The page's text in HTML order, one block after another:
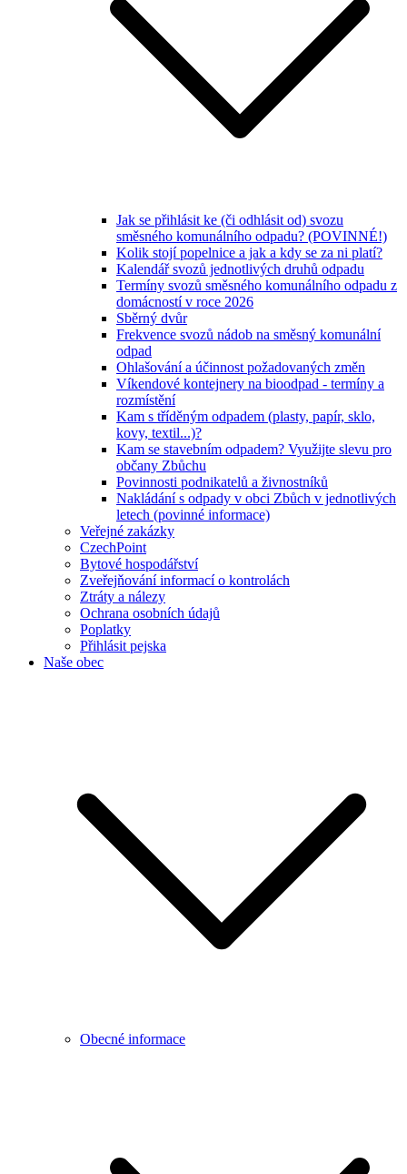
Jak se přihlásit ke (či odhlásit od) svozu
směsného komunálního odpadu? (POVINNÉ!)
Kolik stojí popelnice a jak a kdy se za ni platí?
Kalendář svozů jednotlivých druhů odpadu
Termíny svozů směsného komunálního odpadu z
domácností v roce 2026
Sběrný dvůr
Frekvence svozů nádob na směsný komunální
odpad
Ohlašování a účinnost požadovaných změn
Víkendové kontejnery na bioodpad - termíny a
rozmístění
Kam s tříděným odpadem (plasty, papír, sklo,
kovy, textil...)?
Kam se stavebním odpadem? Využijte slevu pro
občany Zbůchu
Povinnosti podnikatelů a živnostníků
Nakládání s odpady v obci Zbůch v jednotlivých
letech (povinné informace)
Veřejné zakázky
CzechPoint
Bytové hospodářství
Zveřejňování informací o kontrolách
Ztráty a nálezy
Ochrana osobních údajů
Poplatky
Přihlásit pejska
Naše obec
Obecné informace